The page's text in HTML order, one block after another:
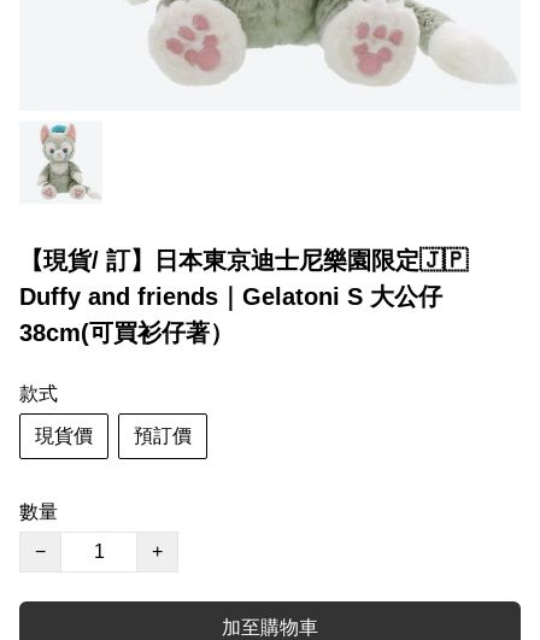
【現貨/ 訂】日本東京迪士尼樂園限定🇯🇵
Duffy and friends｜Gelatoni S 大公仔
38cm(可買衫仔著）
款式
現貨價 預訂價
數量
−
+
加至購物車